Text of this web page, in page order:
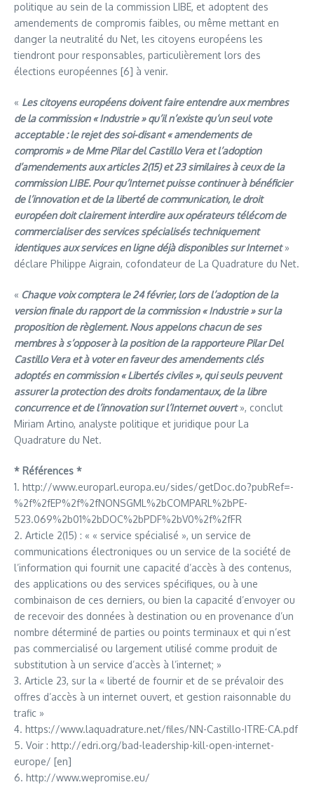
politique au sein de la commission LIBE, et adoptent des
amendements de compromis faibles, ou même mettant en
danger la neutralité du Net, les citoyens européens les
tiendront pour responsables, particulièrement lors des
élections européennes [6] à venir.
« Les citoyens européens doivent faire entendre aux membres
de la commission « Industrie » qu’il n’existe qu’un seul vote
acceptable : le rejet des soi-disant « amendements de
compromis » de Mme Pilar del Castillo Vera et l’adoption
d’amendements aux articles 2(15) et 23 similaires à ceux de la
commission LIBE. Pour qu’Internet puisse continuer à bénéficier
de l’innovation et de la liberté de communication, le droit
européen doit clairement interdire aux opérateurs télécom de
commercialiser des services spécialisés techniquement
identiques aux services en ligne déjà disponibles sur Internet»
déclare Philippe Aigrain, cofondateur de La Quadrature du Net.
« Chaque voix comptera le 24 février, lors de l’adoption de la
version finale du rapport de la commission « Industrie » sur la
proposition de règlement. Nous appelons chacun de ses
membres à s’opposer à la position de la rapporteure Pilar Del
Castillo Vera et à voter en faveur des amendements clés
adoptés en commission « Libertés civiles », qui seuls peuvent
assurer la protection des droits fondamentaux, de la libre
concurrence et de l’innovation sur l’Internet ouvert», conclut
Miriam Artino, analyste politique et juridique pour La
Quadrature du Net.
* Références *
1. http://www.europarl.europa.eu/sides/getDoc.do?pubRef=-
%2f%2fEP%2f%2fNONSGML%2bCOMPARL%2bPE-
523.069%2b01%2bDOC%2bPDF%2bV0%2f%2fFR
2. Article 2(15) : « « service spécialisé », un service de
communications électroniques ou un service de la société de
l’information qui fournit une capacité d’accès à des contenus,
des applications ou des services spécifiques, ou à une
combinaison de ces derniers, ou bien la capacité d’envoyer ou
de recevoir des données à destination ou en provenance d’un
nombre déterminé de parties ou points terminaux et qui n’est
pas commercialisé ou largement utilisé comme produit de
substitution à un service d’accès à l’internet; »
3. Article 23, sur la « liberté de fournir et de se prévaloir des
offres d’accès à un internet ouvert, et gestion raisonnable du
trafic »
4. https://www.laquadrature.net/files/NN-Castillo-ITRE-CA.pdf
5. Voir : http://edri.org/bad-leadership-kill-open-internet-
europe/ [en]
6. http://www.wepromise.eu/